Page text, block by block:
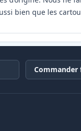
bien que les